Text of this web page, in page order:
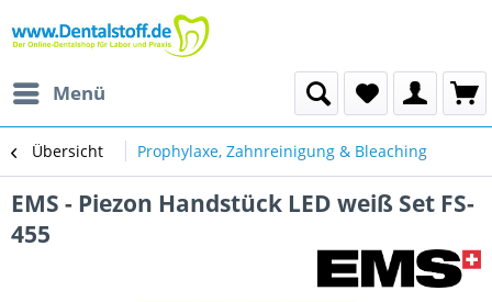
Menü
Übersicht Prophylaxe, Zahnreinigung & Bleaching
EMS - Piezon Handstück LED weiß Set FS-
455